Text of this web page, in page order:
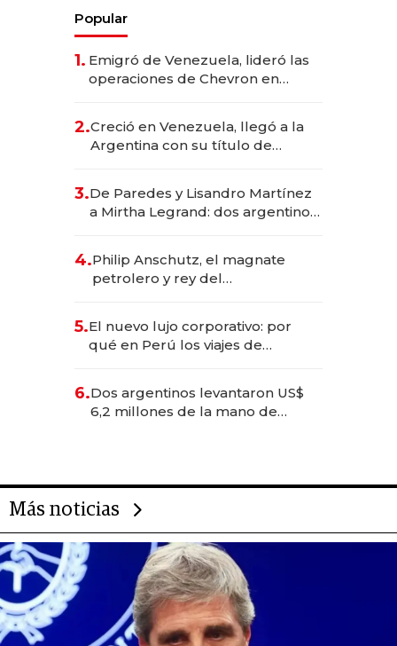
Popular
1. Emigró de Venezuela, lideró las
operaciones de Chevron en
2.Creció en Venezuela, llegó a la
Argentina con su título de
las marcas "fast premium"
3.De Paredes y Lisandro Martínez
a Mirtha Legrand: dos argentinos
4.Philip Anschutz, el magnate
petrolero y rey del
Fénix
5.El nuevo lujo corporativo: por
qué en Perú los viajes de
para convertirse en experiencias
transformadoras
6.Dos argentinos levantaron US$
6,2 millones de la mano de
Más noticias